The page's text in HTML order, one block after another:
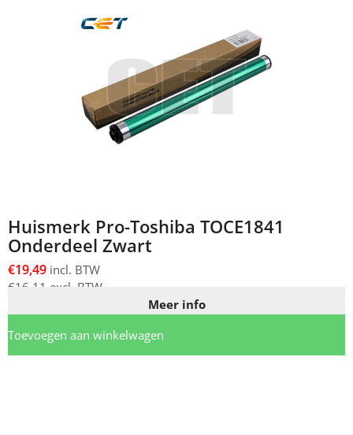
Huismerk Pro-Toshiba TOCE1841
Onderdeel Zwart
€19,49 incl. BTW
€16,11 excl. BTW
Meer info
Toevoegen aan winkelwagen